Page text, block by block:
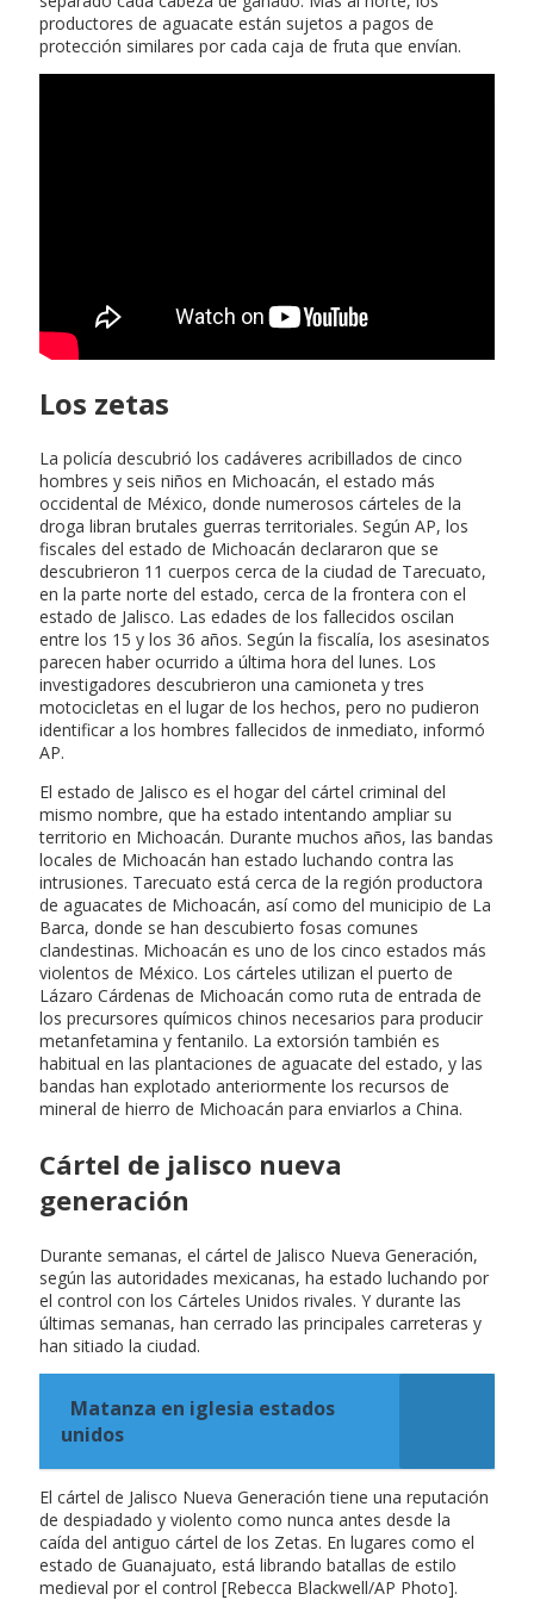
productores de aguacate están sujetos a pagos de
protección similares por cada caja de fruta que envían.
Los zetas
La policía descubrió los cadáveres acribillados de cinco
hombres y seis niños en Michoacán, el estado más
occidental de México, donde numerosos cárteles de la
droga libran brutales guerras territoriales. Según AP, los
fiscales del estado de Michoacán declararon que se
descubrieron 11 cuerpos cerca de la ciudad de Tarecuato,
en la parte norte del estado, cerca de la frontera con el
estado de Jalisco. Las edades de los fallecidos oscilan
entre los 15 y los 36 años. Según la fiscalía, los asesinatos
parecen haber ocurrido a última hora del lunes. Los
investigadores descubrieron una camioneta y tres
motocicletas en el lugar de los hechos, pero no pudieron
identificar a los hombres fallecidos de inmediato, informó
AP.
El estado de Jalisco es el hogar del cártel criminal del
mismo nombre, que ha estado intentando ampliar su
territorio en Michoacán. Durante muchos años, las bandas
locales de Michoacán han estado luchando contra las
intrusiones. Tarecuato está cerca de la región productora
de aguacates de Michoacán, así como del municipio de La
Barca, donde se han descubierto fosas comunes
clandestinas. Michoacán es uno de los cinco estados más
violentos de México. Los cárteles utilizan el puerto de
Lázaro Cárdenas de Michoacán como ruta de entrada de
los precursores químicos chinos necesarios para producir
metanfetamina y fentanilo. La extorsión también es
habitual en las plantaciones de aguacate del estado, y las
bandas han explotado anteriormente los recursos de
mineral de hierro de Michoacán para enviarlos a China.
Cártel de jalisco nueva
generación
Durante semanas, el cártel de Jalisco Nueva Generación,
según las autoridades mexicanas, ha estado luchando por
el control con los Cárteles Unidos rivales. Y durante las
últimas semanas, han cerrado las principales carreteras y
han sitiado la ciudad.
Matanza en iglesia estados
unidos
El cártel de Jalisco Nueva Generación tiene una reputación
de despiadado y violento como nunca antes desde la
caída del antiguo cártel de los Zetas. En lugares como el
estado de Guanajuato, está librando batallas de estilo
medieval por el control [Rebecca Blackwell/AP Photo].